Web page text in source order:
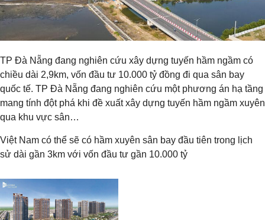
TP Đà Nẵng đang nghiên cứu xây dựng tuyến hầm ngầm có
chiều dài 2,9km, vốn đầu tư 10.000 tỷ đồng đi qua sân bay
quốc tế. TP Đà Nẵng đang nghiên cứu một phương án hạ tầng
mang tính đột phá khi đề xuất xây dựng tuyến hầm ngầm xuyên
qua khu vực sân…
Việt Nam có thể sẽ có hầm xuyên sân bay đầu tiên trong lịch
sử dài gần 3km với vốn đầu tư gần 10.000 tỷ